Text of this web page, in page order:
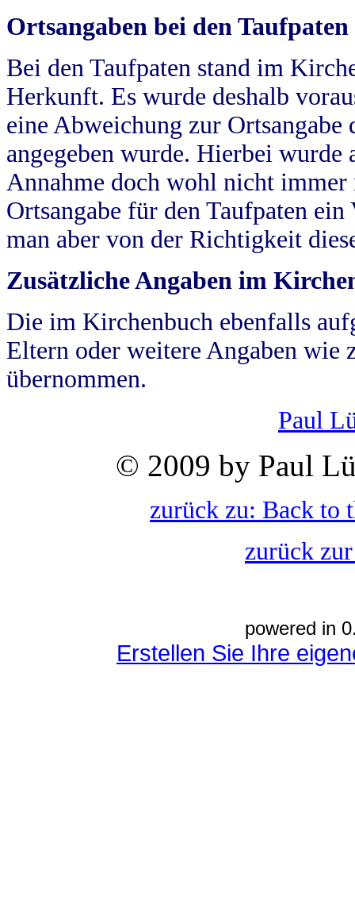
Ortsangaben bei den Taufpaten
Bei den Taufpaten stand im
Herkunft. Es wurde deshalb
eine Abweichung zur
angegeben wurde. Hierbei wurde
Annahme doch wohl nicht
Ortsangabe für den Taufpaten
man aber von der Richtigkeit
Zusätzliche Angaben im
Die im Kirchenbuch ebenfalls
Eltern oder weitere Angaben wie
übernommen.
Paul
© 2009 by Paul
zurück zu: Back to
zurück
powered in
Erstellen Sie Ihre